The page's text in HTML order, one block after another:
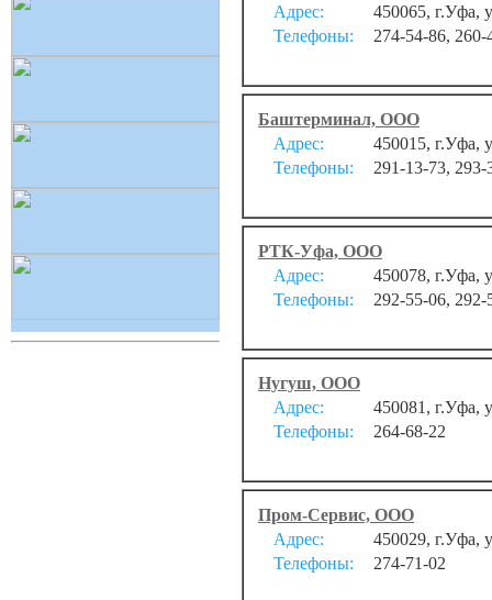
Адрес:
450065, г.Уфа,
Телефоны:
274-54-86, 260-
Баштерминал, ООО
Адрес:
450015, г.Уфа,
Телефоны:
291-13-73, 293-
РТК-Уфа, ООО
Адрес:
450078, г.Уфа,
Телефоны:
292-55-06,
Нугуш, ООО
Адрес:
450081, г.Уфа,
Телефоны:
264-68-22
Пром-Сервис, ООО
Адрес:
450029, г.Уфа,
Телефоны:
274-71-02